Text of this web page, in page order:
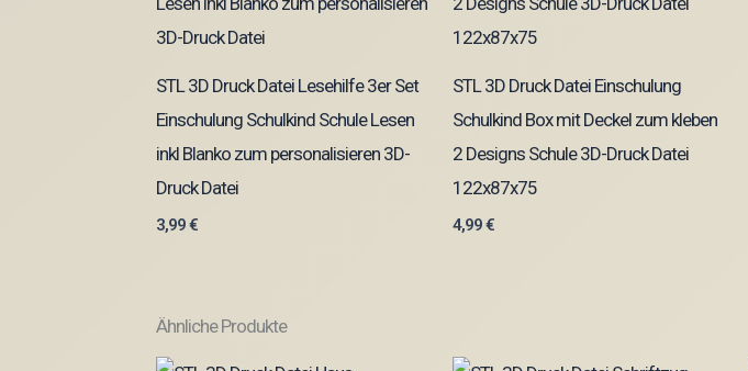
STL 3D Druck Datei Lesehilfe 3er Set
Einschulung Schulkind Schule Lesen
inkl Blanko zum personalisieren 3D-
Druck Datei
3,99€
STL 3D Druck Datei Einschulung
Schulkind Box mit Deckel zum kleben
2 Designs Schule 3D-Druck Datei
122x87x75
4,99€
Ähnliche Produkte